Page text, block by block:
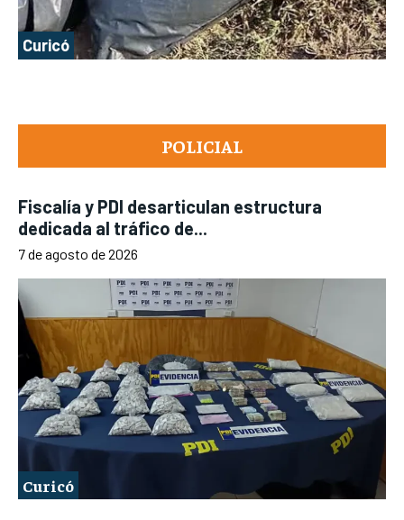
POLICIAL
Fiscalía y PDI desarticulan estructura
dedicada al tráfico de...
7 de agosto de 2026
Curicó
Curicó